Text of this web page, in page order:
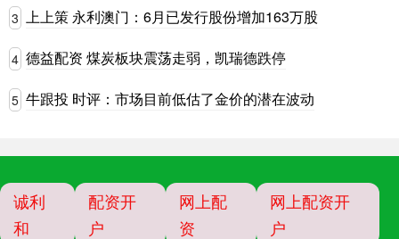
3 上上策 永利澳门：6月已发行股份增加163万股
4 德益配资 煤炭板块震荡走弱，凯瑞德跌停
5 牛跟投 时评：市场目前低估了金价的潜在波动
诚利
和
配资开
户
网上配
资
网上配资开
户